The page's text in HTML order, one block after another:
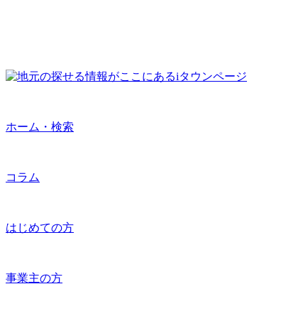
ホーム・検索
コラム
はじめての方
事業主の方